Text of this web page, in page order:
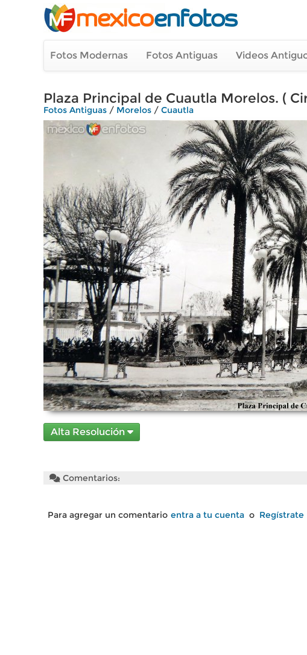
Fotos Modernas Fotos Antiguas Videos
Plaza Principal de Cuautla Morelos. (
Fotos Antiguas / Morelos / Cuautla
Alta Resolución
Comentarios:
Para agregar un comentario entra a tu cuenta o Regístrate